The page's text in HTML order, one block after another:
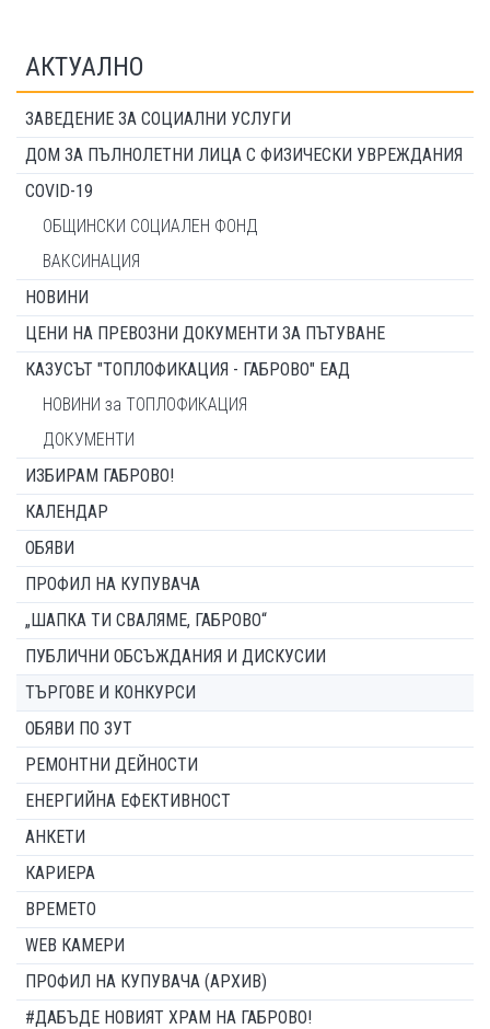
АКТУАЛНО
ЗАВЕДЕНИЕ ЗА СОЦИАЛНИ УСЛУГИ
ДОМ ЗА ПЪЛНОЛЕТНИ ЛИЦА С ФИЗИЧЕСКИ УВРЕЖДАНИЯ
COVID-19
ОБЩИНСКИ СОЦИАЛЕН ФОНД
ВАКСИНАЦИЯ
НОВИНИ
ЦЕНИ НА ПРЕВОЗНИ ДОКУМЕНТИ ЗА ПЪТУВАНЕ
КАЗУСЪТ "ТОПЛОФИКАЦИЯ - ГАБРОВО" ЕАД
НОВИНИ за ТОПЛОФИКАЦИЯ
ДОКУМЕНТИ
ИЗБИРАМ ГАБРОВО!
КАЛЕНДАР
ОБЯВИ
ПРОФИЛ НА КУПУВАЧА
„ШАПКА ТИ СВАЛЯМЕ, ГАБРОВО“
ПУБЛИЧНИ ОБСЪЖДАНИЯ И ДИСКУСИИ
ТЪРГОВЕ И КОНКУРСИ
ОБЯВИ ПО ЗУТ
РЕМОНТНИ ДЕЙНОСТИ
ЕНЕРГИЙНА ЕФЕКТИВНОСТ
АНКЕТИ
КАРИЕРА
ВРЕМЕТО
WEB КАМЕРИ
ПРОФИЛ НА КУПУВАЧА (АРХИВ)
#ДАБЪДЕ НОВИЯТ ХРАМ НА ГАБРОВО!